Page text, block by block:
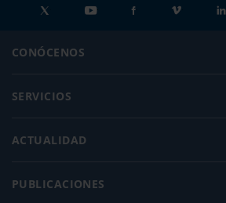
CONÓCENOS
SERVICIOS
ACTUALIDAD
PUBLICACIONES